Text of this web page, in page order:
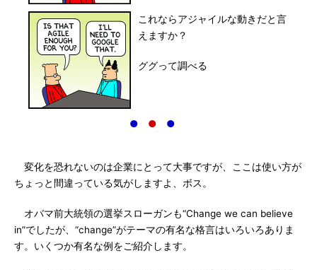
これならアジャイルな動きだと言
えますか？
ググって調べる
● ● ●
変化を恐れないのは企業にとって大事ですが、ここは使い方が
ちょっと間違っている気がしますよ、ボス。
オバマ前大統領の選挙スローガンも“Change we can believe
in”でしたが、“change”がテーマの有名な格言はいろいろありま
す。いくつか有名な例をご紹介します。